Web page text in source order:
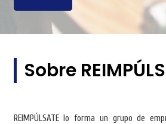
Sobre
REIMPÚLSATE lo forma un grupo de